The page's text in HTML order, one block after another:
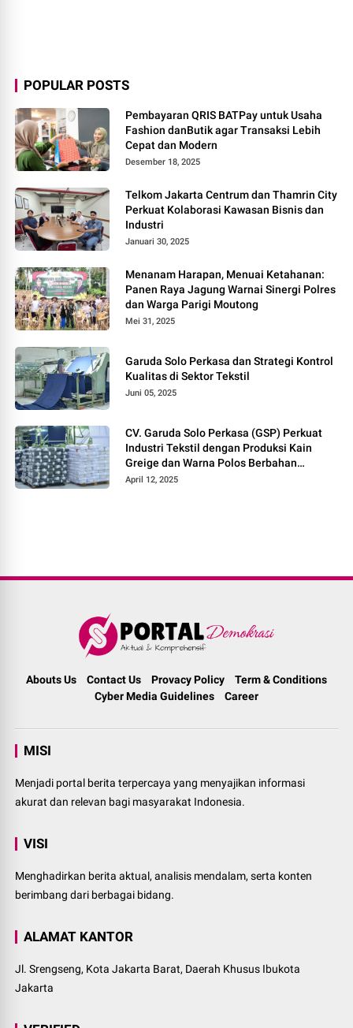
POPULAR POSTS
Pembayaran QRIS BATPay untuk Usaha
Fashion danButik agar Transaksi Lebih
Cepat dan Modern
Desember 18, 2025
Telkom Jakarta Centrum dan Thamrin City
Perkuat Kolaborasi Kawasan Bisnis dan
Industri
Januari 30, 2025
Menanam Harapan, Menuai Ketahanan:
Panen Raya Jagung Warnai Sinergi Polres
dan Warga Parigi Moutong
Mei 31, 2025
Garuda Solo Perkasa dan Strategi Kontrol
Kualitas di Sektor Tekstil
Juni 05, 2025
CV. Garuda Solo Perkasa (GSP) Perkuat
Industri Tekstil dengan Produksi Kain
Greige dan Warna Polos Berbahan
Tetoron Rayon
April 12, 2025
Abouts Us Contact Us Provacy Policy
Term & Conditions
Cyber Media Guidelines
Career
MISI
Menjadi portal berita terpercaya yang menyajikan informasi
akurat dan relevan bagi masyarakat Indonesia.
VISI
Menghadirkan berita aktual, analisis mendalam, serta konten
berimbang dari berbagai bidang.
ALAMAT KANTOR
Jl. Srengseng, Kota Jakarta Barat, Daerah Khusus Ibukota
Jakarta